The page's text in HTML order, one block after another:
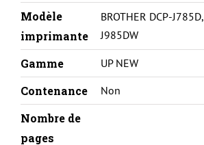
Modèle
imprimante
BROTHER DCP-J785D,
J985DW
Gamme UP NEW
Contenance Non
Nombre de
pages